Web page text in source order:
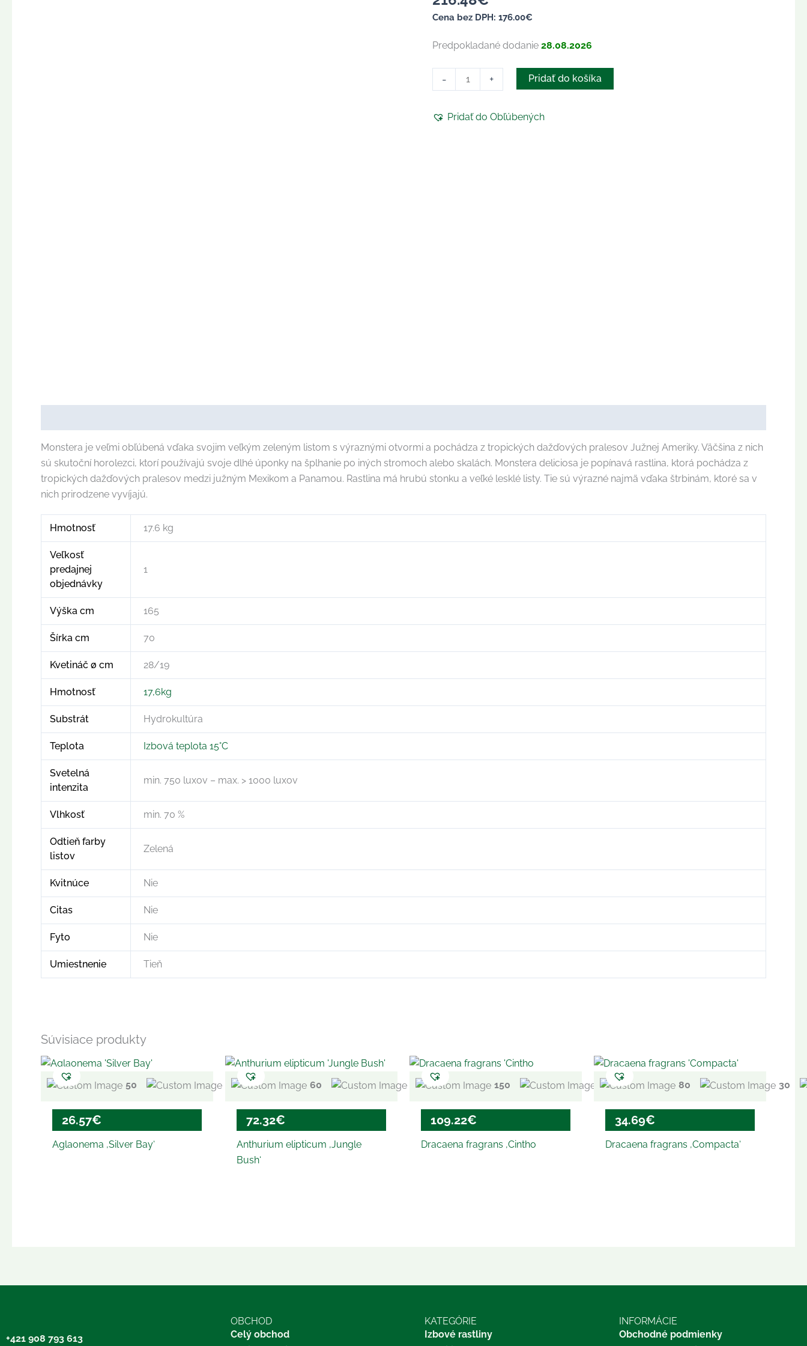
Cena bez DPH:176.00€
Predpokladané dodanie28.08.2026
- + Pridať do košíka
Pridať do Obľúbených
Monstera je veľmi obľúbená vďaka svojim veľkým zeleným listom s výraznými otvormi a pochádza z tropických dažďových pralesov Južnej Ameriky. Väčšina z nich
sú skutoční horolezci, ktorí používajú svoje dlhé úponky na šplhanie po iných stromoch alebo skalách. Monstera deliciosa je popínavá rastlina, ktorá pochádza z
tropických dažďových pralesov medzi južným Mexikom a Panamou. Rastlina má hrubú stonku a veľké lesklé listy. Tie sú výrazné najmä vďaka štrbinám, ktoré sa v
nich prirodzene vyvíjajú.
Hmotnosť 17.6 kg
Veľkosť
predajnej
objednávky
1
Výška cm 165
Šírka cm 70
Kvetináč ø cm 28/19
Hmotnosť 17,6kg
Substrát Hydrokultúra
Teplota Izbová teplota 15°C
Svetelná
intenzita
min. 750 luxov – max. > 1000 luxov
Vlhkosť min. 70 %
Odtieň farby
listov
Zelená
Kvitnúce Nie
Citas Nie
Fyto Nie
Umiestnenie Tieň
Súvisiace produkty
50 30 15/19
26.57€
Aglaonema ‚Silver Bay‘
60 50 18/19
72.32€
Anthurium elipticum ‚Jungle
Bush‘
150 35 18/19
109.22€
Dracaena fragrans ‚Cintho
80 30
34.69€
Dracaena fragrans ‚Compacta‘
+421 908 793 613
OBCHOD
Celý obchod
KATEGÓRIE
Izbové rastliny
INFORMÁCIE
Obchodné podmienky